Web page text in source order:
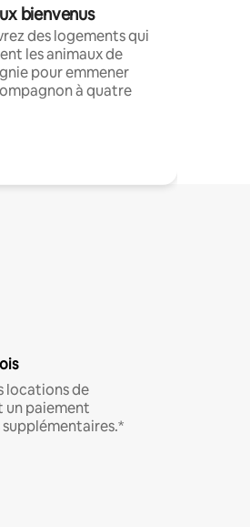
bienvenus
des logements qui
les animaux de
pour emmener
à quatre
locations de
un paiement
supplémentaires.*